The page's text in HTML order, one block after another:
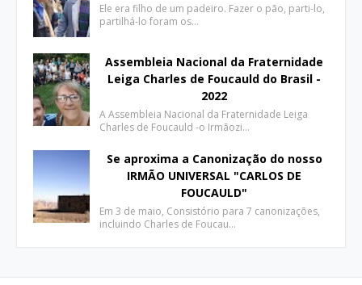
Ele era filho de um padeiro. Fazer o pão, parti-lo,
partilhá-lo foram os…
Assembleia Nacional da Fraternidade
Leiga Charles de Foucauld do Brasil -
2022
A Assembleia Nacional da Fraternidade Leiga
Charles de Foucauld -o Irmãozi…
Se aproxima a Canonização do nosso
IRMÃO UNIVERSAL "CARLOS DE
FOUCAULD"
Em 3 de maio, Consistório para 7 canonizações,
incluindo Charles de Foucau…